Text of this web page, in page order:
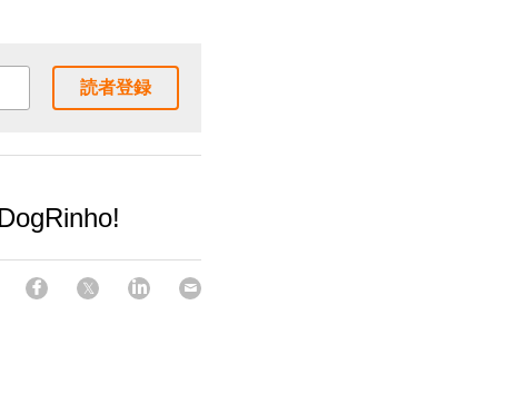
読者登録